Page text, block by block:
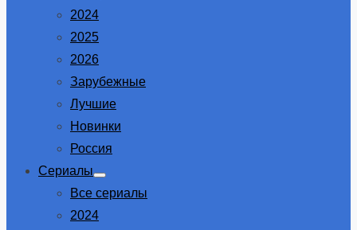
2024
2025
2026
Зарубежные
Лучшие
Новинки
Россия
Сериалы
Show
sub
Все сериалы
2024